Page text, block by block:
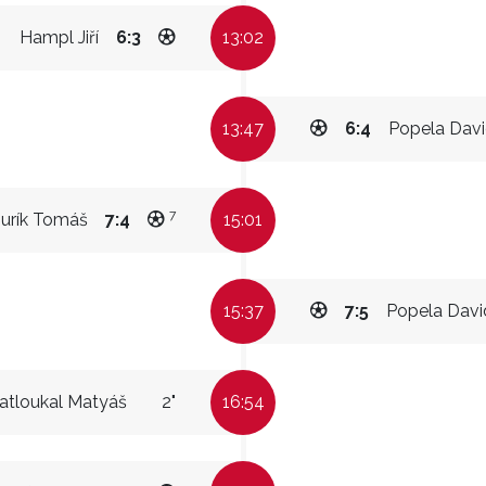
Hampl Jiří 6:3 13:02
13:47 Popela
6:4
Tomáš 7:4 7 15:01
15:37 Popela
7:5
Matyáš 2" 16:54